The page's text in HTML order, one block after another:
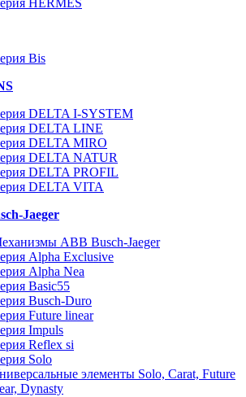
Bis
DELTA I-SYSTEM
DELTA LINE
DELTA MIRO
DELTA NATUR
DELTA PROFIL
DELTA VITA
Jaeger
ABB Busch-Jaeger
Alpha Exclusive
Alpha Nea
Basic55
Busch-Duro
Future linear
Impuls
Reflex si
Solo
элементы Solo, Carat, Future
Dynasty